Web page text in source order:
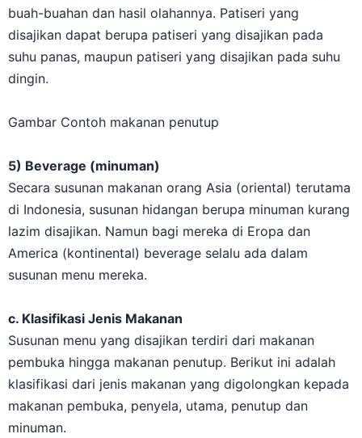
buah-buahan dan hasil olahannya. Patiseri yang
disajikan dapat berupa patiseri yang disajikan pada
suhu panas, maupun patiseri yang disajikan pada suhu
dingin.
Gambar Contoh makanan penutup
5) Beverage (minuman)
Secara susunan makanan orang Asia (oriental) terutama
di Indonesia, susunan hidangan berupa minuman kurang
lazim disajikan. Namun bagi mereka di Eropa dan
America (kontinental) beverage selalu ada dalam
susunan menu mereka.
c. Klasifikasi Jenis Makanan
Susunan menu yang disajikan terdiri dari makanan
pembuka hingga makanan penutup. Berikut ini adalah
klasifikasi dari jenis makanan yang digolongkan kepada
makanan pembuka, penyela, utama, penutup dan
minuman.